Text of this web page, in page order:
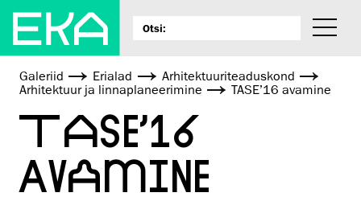
Galeriid Erialad
Arhitektuuri­teaduskond
Arhitektuur ja linnaplaneerimine
TASE’16 avamine
TASE’16
AVAMINE